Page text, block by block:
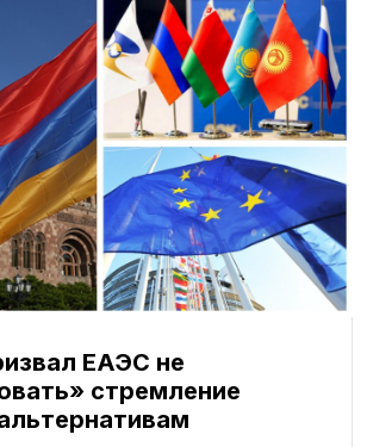
ЕАЭС не
стремление